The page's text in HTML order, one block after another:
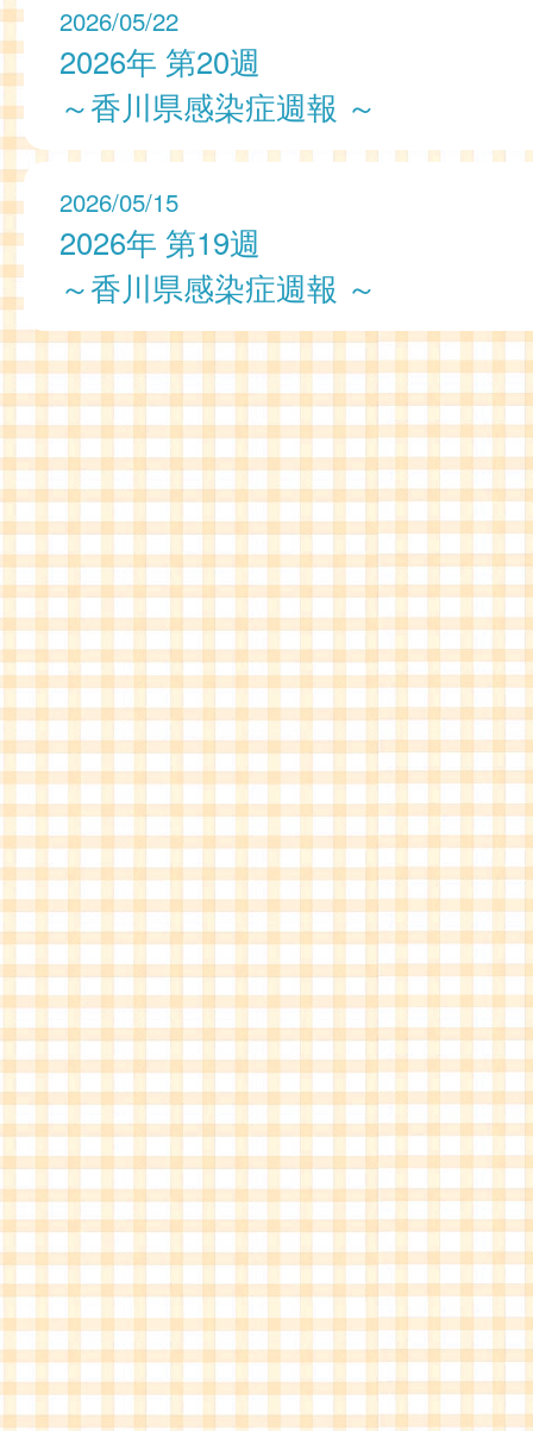
2026/05/22
2026年 第20週
～香川県感染症週報 ～
2026/05/15
2026年 第19週
～香川県感染症週報 ～